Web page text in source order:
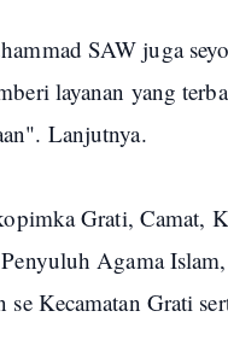
SAW juga
layanan yang
Lanjutnya.
Grati, Camat,
Agama
se Kecamatan Grati